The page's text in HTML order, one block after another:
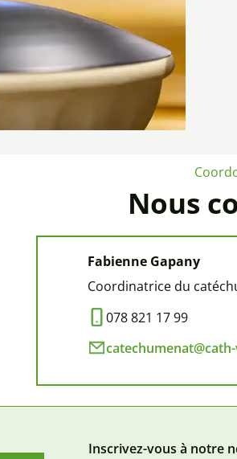
Nous
Fabienne Gapany
Coordinatrice du
078 821 17 99
Inscrivez-vous à notre